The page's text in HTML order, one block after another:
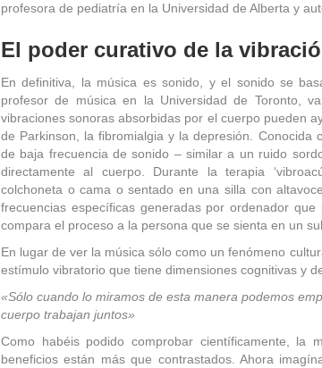
profesora de pediatría en la Universidad de Alberta y
El poder curativo de la
En definitiva, la música es sonido, y el sonido se
profesor de música en la Universidad de Toronto,
vibraciones sonoras absorbidas por el cuerpo pueden
de Parkinson, la fibromialgia y la depresión. Conocida
de baja frecuencia de sonido – similar a un ruido
directamente al cuerpo. Durante la terapia
colchoneta o cama o sentado en una silla con
frecuencias específicas generadas por ordenador
compara el proceso a la persona que se sienta en un
En lugar de ver la música sólo como un fenómeno
estímulo vibratorio que tiene dimensiones cognitivas y
«Sólo cuando lo miramos de esta manera podemos
cuerpo trabajan juntos»
Como habéis podido comprobar científicamente, la
beneficios están más que contrastados. Ahora